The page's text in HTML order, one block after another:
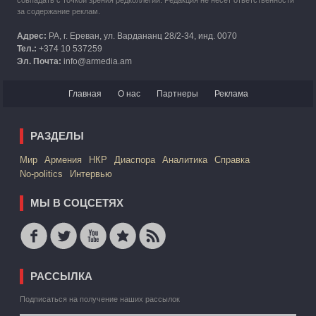
за содержание реклам.
Адрес: РА, г. Ереван, ул. Вардананц 28/2-34, инд. 0070
Тел.: +374 10 537259
Эл. Почта: info@armedia.am
Главная О нас Партнеры Реклама
РАЗДЕЛЫ
Mир Армения НКР Диаспора Аналитика
Справка
No-politics
Интервью
МЫ В СОЦСЕТЯХ
РАССЫЛКА
Подписаться на получение наших рассылок